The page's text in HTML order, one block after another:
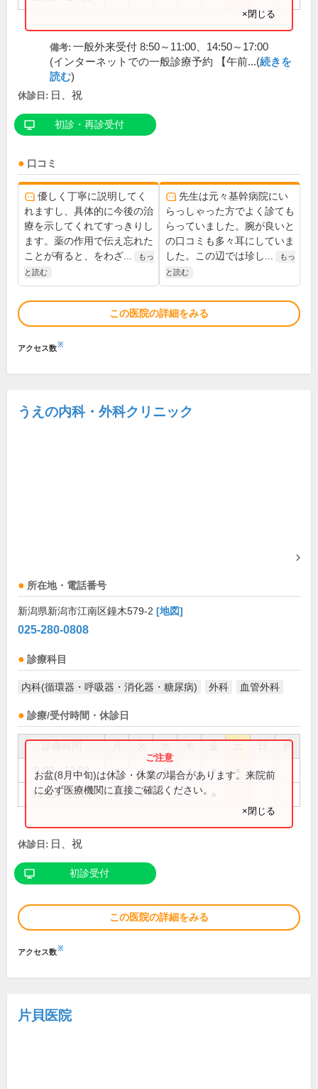
×閉じる
備考: 一般外来受付 8:50～11:00、14:50～17:00
(インターネットでの一般診療予約 【午前...(続きを
読む)
休診日: 日、祝
初診・再診受付
口コミ
優しく丁寧に説明してく
れますし、具体的に今後の治
療を示してくれてすっきりし
ます。薬の作用で伝え忘れた
ことが有ると、をわざ...
もっ
と読む
先生は元々基幹病院にい
らっしゃった方でよく診ても
らっていました。腕が良いと
の口コミも多々耳にしていま
した。この辺では珍し...
もっ
と読む
この医院の詳細をみる
アクセス数※
うえの内科・外科クリニック
所在地・電話番号
新潟県新潟市江南区鐘木579-2 [地図]
025-280-0808
診療科目
内科(循環器・呼吸器・消化器・糖尿病) 外科 血管外科
診療/受付時間・休診日
祝
9:00～12:00 ● ● ● ● ●
14:30～18:00 ● ● ●
お盆(8月中旬)は休診・休業の場合があります。来院前
に必ず医療機関に直接ご確認ください。
×閉じる
休診日: 日、祝
初診受付
この医院の詳細をみる
アクセス数※
片貝医院